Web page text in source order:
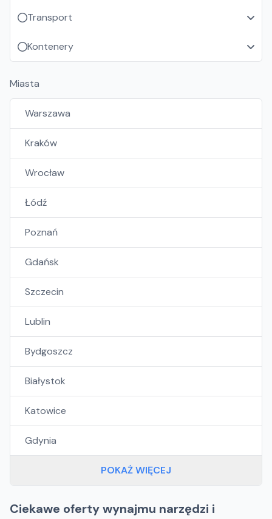
Transport
Kontenery
Miasta
Warszawa
Kraków
Wrocław
Łódź
Poznań
Gdańsk
Szczecin
Lublin
Bydgoszcz
Białystok
Katowice
Gdynia
POKAŻ WIĘCEJ
Ciekawe oferty wynajmu narzędzi i